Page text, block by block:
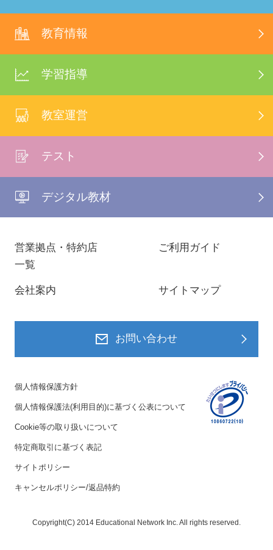
教育情報
学習指導
教室運営
テスト
デジタル教材
営業拠点・特約店
一覧
ご利用ガイド
会社案内 サイトマップ
お問い合わせ
個人情報保護方針
個人情報保護法(利用目的)に基づく公表について
Cookie等の取り扱いについて
特定商取引に基づく表記
サイトポリシー
キャンセルポリシー/返品特約
Copyright(C) 2014 Educational Network Inc. All rights reserved.